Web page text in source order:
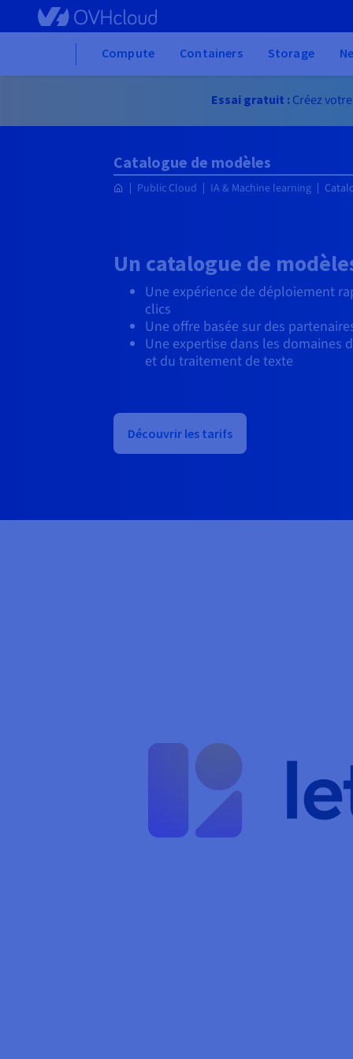
Skip to main content
Compute Containers Storage
Essai gratuit : Créez
Catalogue de modèles
Public Cloud IA & Machine learning
Un catalogue de
Une expérience de déploiement
clics
Une offre basée sur des
Une expertise dans les domaines
et du traitement de texte
Découvrir les tarifs